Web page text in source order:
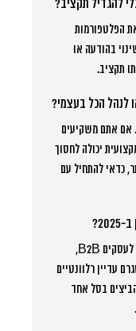
להגדיל תקציב?
הפלטפורמות
בהודעה או
תקציב.
לנהל הכל בעצמי?
אם אתם משקיעים
יכולה לחסוך
כדאי להתחיל עם
זה תלוי בקהל היעד שלכם. לינקדאין מעולה לעסקים B2B,
עדיין רלוונטיים
בסל אחד